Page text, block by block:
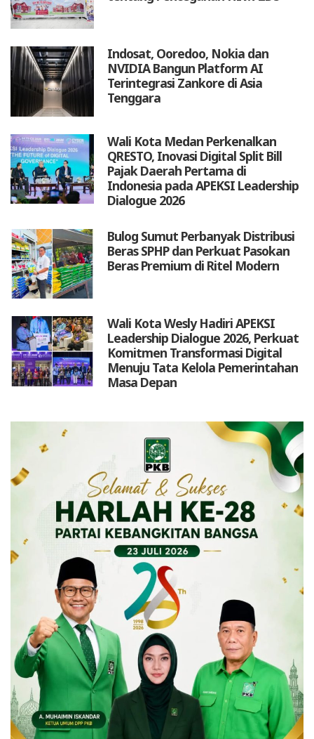
Indosat, Ooredoo, Nokia dan
NVIDIA Bangun Platform AI
Terintegrasi Zankore di Asia
Tenggara
Wali Kota Medan Perkenalkan
QRESTO, Inovasi Digital Split Bill
Pajak Daerah Pertama di
Indonesia pada APEKSI Leadership
Dialogue 2026
Bulog Sumut Perbanyak Distribusi
Beras SPHP dan Perkuat Pasokan
Beras Premium di Ritel Modern
Wali Kota Wesly Hadiri APEKSI
Leadership Dialogue 2026, Perkuat
Komitmen Transformasi Digital
Menuju Tata Kelola Pemerintahan
Masa Depan